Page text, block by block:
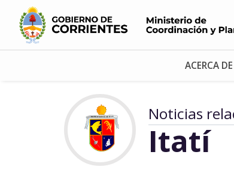
ACERCA
Noticias
Itatí